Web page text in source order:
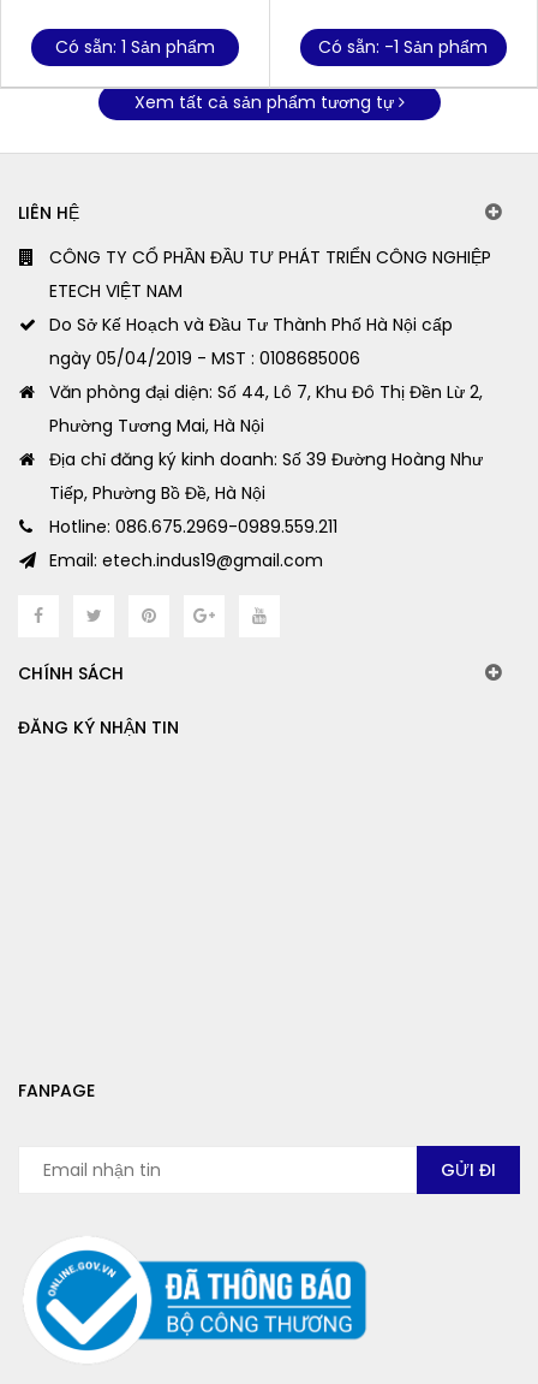
Có sẵn: 1 Sản phẩm Có sẵn: -1 Sản phẩm
Xem tất cả sản phẩm tương tự
LIÊN HỆ
CÔNG TY CỔ PHẦN ĐẦU TƯ PHÁT TRIỂN CÔNG NGHIỆP
ETECH VIỆT NAM
Do Sở Kế Hoạch và Đầu Tư Thành Phố Hà Nội cấp
ngày 05/04/2019 - MST : 0108685006
Văn phòng đại diện: Số 44, Lô 7, Khu Đô Thị Đền Lừ 2,
Phường Tương Mai, Hà Nội
Địa chỉ đăng ký kinh doanh: Số 39 Đường Hoàng Như
Tiếp, Phường Bồ Đề, Hà Nội
Hotline: 086.675.2969-0989.559.211
Email: etech.indus19@gmail.com
CHÍNH SÁCH
ĐĂNG KÝ NHẬN TIN
FANPAGE